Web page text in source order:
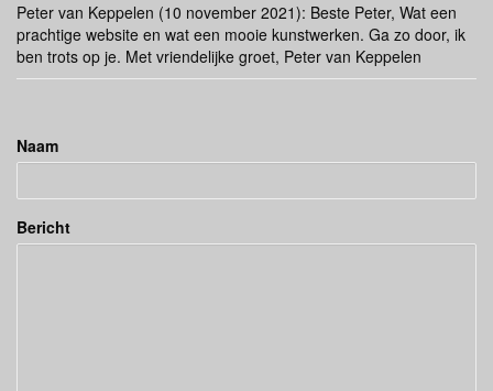
Peter van Keppelen (10 november 2021): Beste Peter, Wat een
prachtige website en wat een mooie kunstwerken. Ga zo door, ik
ben trots op je. Met vriendelijke groet, Peter van Keppelen
Naam
Bericht